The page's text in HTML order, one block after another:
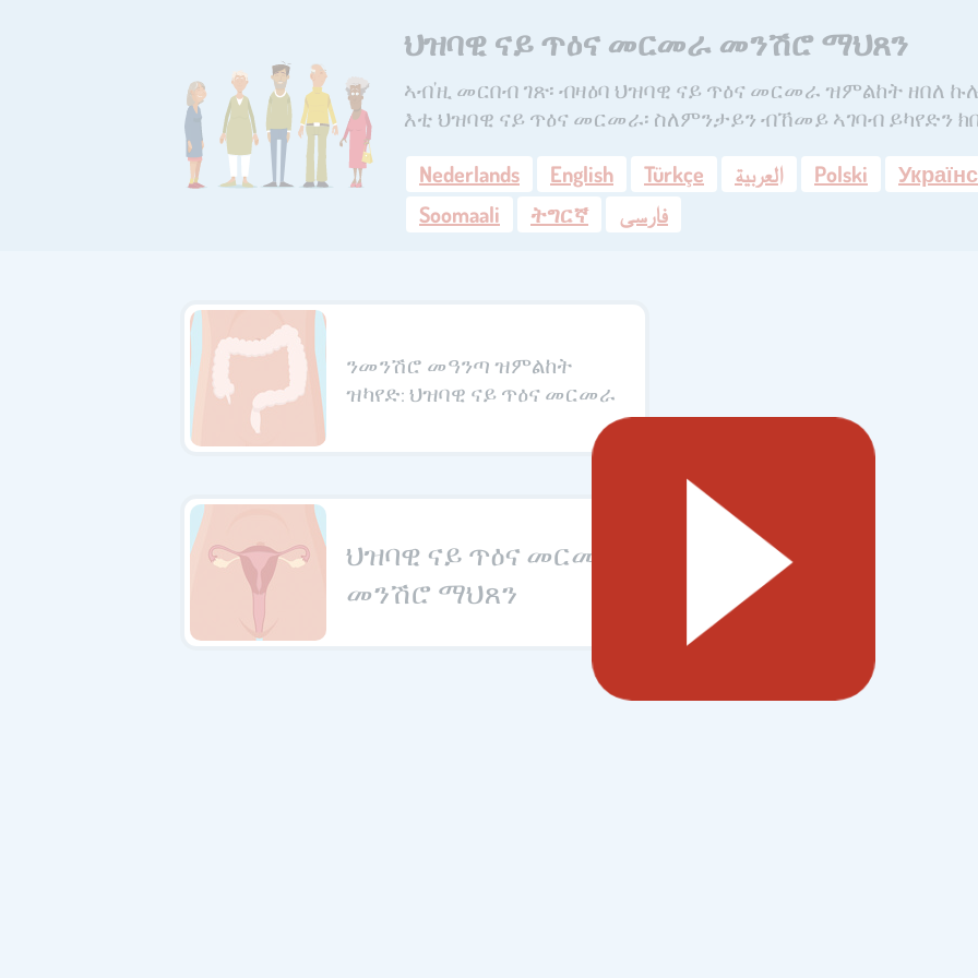
ህዝባዊ ናይ ጥዕና መርመራ መንሽሮ ማህጸን
ኣብ’ዚ መርበብ ገጽ፡ ብዛዕባ ህዝባዊ ናይ ጥዕና መርመራ ዝምልከት ዘበለ
እቲ ህዝባዊ ናይ ጥዕና መርመራ፡ ስለምንታይን ብኸመይ ኣገባብ ይካየድን
Nederlands
English Türkçe العربية Polski
Soomaali
ትግርኛ فارسی
ንመንሽሮ መዓንጣ ዝምልከት
ዝካየድ: ህዝባዊ ናይ ጥዕና መርመራ
ህዝባዊ ናይ ጥዕና መርመራ
መንሽሮ ማህጸን